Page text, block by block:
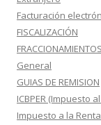
Facturación
FISCALIZACIÓN
FRACCIONAMIENTOS
General
GUIAS DE REMISION
ICBPER (Impuesto
Impuesto a la Renta